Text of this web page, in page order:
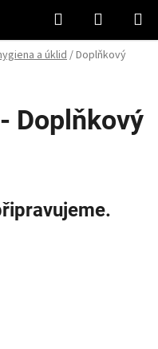
Hledat
KOŠÍK
a úklid/Doplňkový
Doplňkový